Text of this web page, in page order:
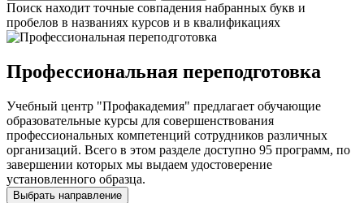
Поиск находит точные совпадения набранных букв и
пробелов в названиях курсов и в квалификациях
Профессиональная переподготовка
Учебный центр "Профакадемия" предлагает обучающие
образовательные курсы для совершенствования
профессиональных компетенций сотрудников различных
организаций. Всего в этом разделе доступно 95 программ, по
завершении которых мы выдаем удостоверение
установленного образца.
Выбрать направление